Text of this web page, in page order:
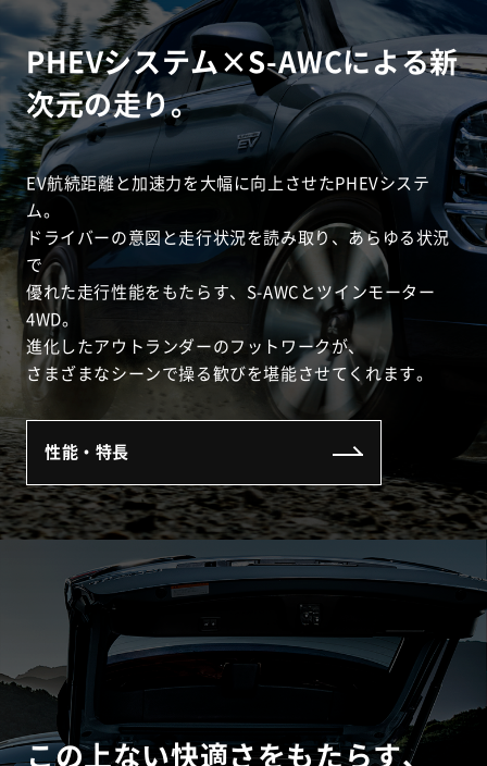
PHEVシステム×S-AWCによる新
次元の走り。
EV航続距離と加速力を大幅に向上させたPHEVシステ
ム。
ドライバーの意図と走行状況を読み取り、あらゆる状況
で
優れた走行性能をもたらす、S-AWCとツインモーター
4WD。
進化したアウトランダーのフットワークが、
さまざまなシーンで操る歓びを堪能させてくれます。
性能・特長
この上ない快適さをもたらす、